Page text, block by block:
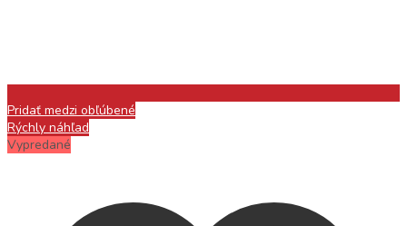
Pridať medzi obľúbené
Rýchly náhľad
Vypredané